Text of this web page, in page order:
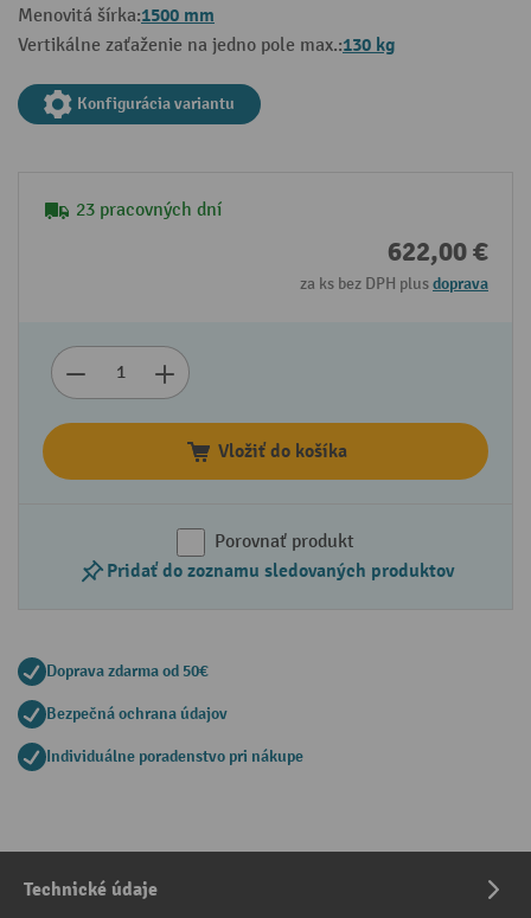
Menovitá šírka:1500 mm
Vertikálne zaťaženie na jedno pole max.:130 kg
Konfigurácia variantu
23 pracovných dní
622,00 €
za ks bez DPH plusdoprava
Vložiť do košíka
Porovnať produkt
Pridať do zoznamu sledovaných produktov
Doprava zdarma od 50€
Bezpečná ochrana údajov
Individuálne poradenstvo pri nákupe
Technické údaje